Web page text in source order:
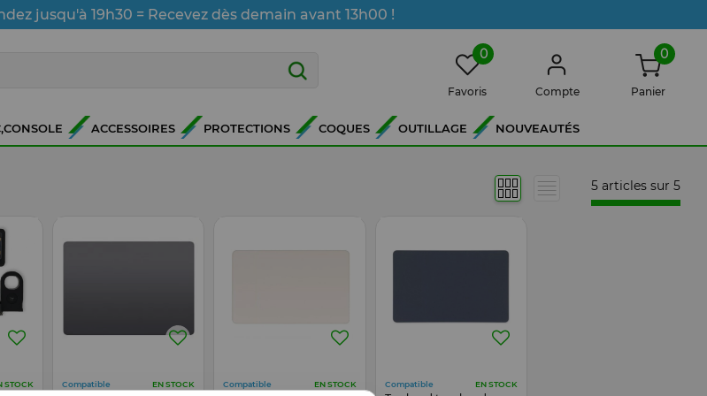
jusqu'à 19h30 = Recevez dès demain avant 13h00 !
0
Favoris Compte
0
Panier
ACCESSOIRES PROTECTIONS COQUES OUTILLAGE NOUVEAUTÉS
5 articles sur 5
STOCK Compatible EN STOCK Compatible EN STOCK Compatible EN STOCK